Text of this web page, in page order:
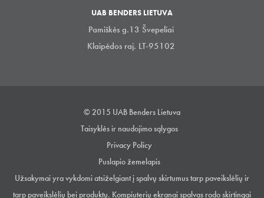
UAB BENDERS LIETUVA
Pamiškės g.13 Švepeliai
Klaipėdos raj. LT-95102
© 2015 UAB Benders Lietuva
Taisyklės ir naudojimo sąlygos
Privacy Policy
Puslapio žemelapis
Užsakymai yra vykdomi atsiželgiant į spalvų skirtumus tarp paveikslėlių ir
tarp paveikslėlių bei produktų. Kompiuterių ekranai spalvas rodo skirtingai